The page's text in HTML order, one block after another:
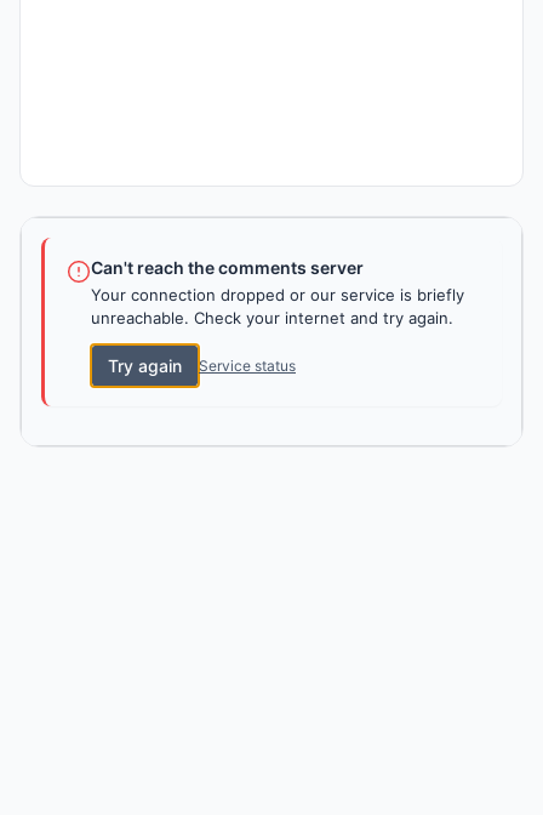
Can't reach the comments server
Your connection dropped or our service is briefly
unreachable. Check your internet and try again.
Try again Service status